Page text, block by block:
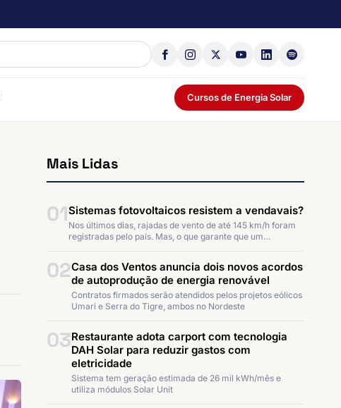
Cursos de Energia Solar
Mais Lidas
01Sistemas fotovoltaicos resistem a vendavais?
Nos últimos dias, rajadas de vento de até 145 km/h foram
registradas pelo país. Mas, o que garante que um…
02Casa dos Ventos anuncia dois novos acordos
de autoprodução de energia renovável
Contratos firmados serão atendidos pelos projetos eólicos
Umari e Serra do Tigre, ambos no Nordeste
03Restaurante adota carport com tecnologia
DAH Solar para reduzir gastos com
eletricidade
Sistema tem geração estimada de 26 mil kWh/mês e
utiliza módulos Solar Unit